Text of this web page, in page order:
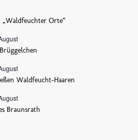
„Waldfeuchter Orte“
Waldfeucht-Haaren
Braunsrath